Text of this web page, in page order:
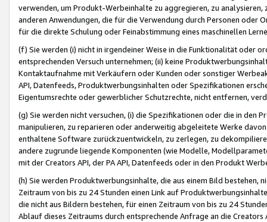
verwenden, um Produkt-Werbeinhalte zu aggregieren, zu
anderen Anwendungen, die für die Verwendung durch Personen
für die direkte Schulung oder Feinabstimmung eines maschinellen
(f) Sie werden (i) nicht in irgendeiner Weise in die Funktionalität oder
entsprechenden Versuch unternehmen; (ii) keine
Kontaktaufnahme mit Verkäufern oder Kunden oder sonstiger
API, Datenfeeds, Produktwerbungsinhalten oder Spezifikationen
Eigentumsrechte oder gewerblicher Schutzrechte, nicht entfernen,
(g) Sie werden nicht versuchen, (i) die Spezifikationen oder die in
manipulieren, zu reparieren oder anderweitig abgeleitete Werke
enthaltene Software zurückzuentwickeln, zu zerlegen, zu
andere zugrunde liegende Komponenten (wie Modelle,
mit der Creators API, der PA API, Datenfeeds oder in den Produkt
(h) Sie werden Produktwerbungsinhalte, die aus einem Bild bestehen,
Zeitraum von bis zu 24 Stunden einen Link auf
die nicht aus Bildern bestehen, für einen Zeitraum von bis zu 24
Ablauf dieses Zeitraums durch entsprechende Anfrage an die